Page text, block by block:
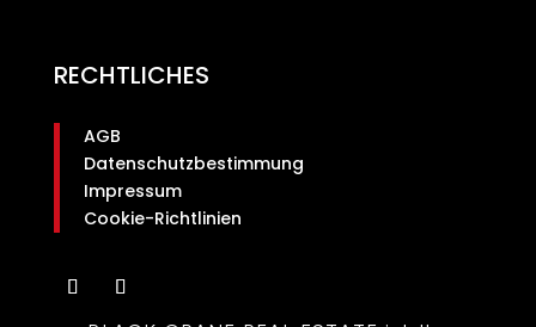
RECHTLICHES
AGB
Datenschutzbestimmung
Impressum
Cookie-Richtlinien